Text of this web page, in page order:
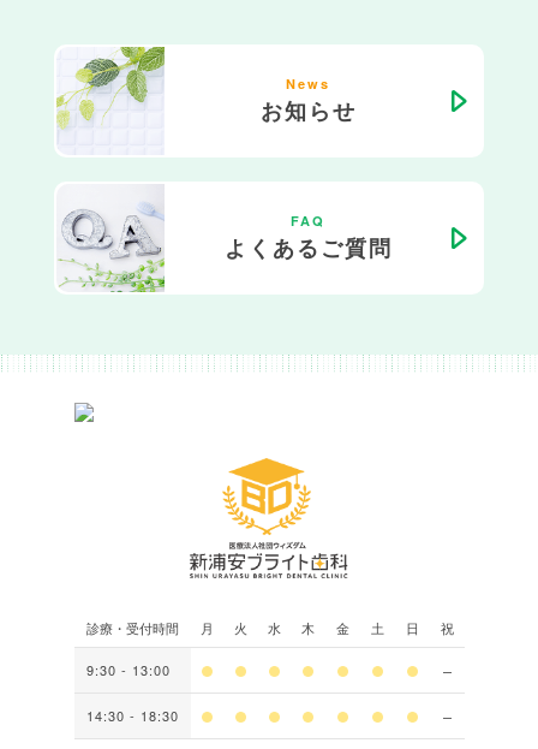
News
お知らせ
FAQ
よくあるご質問
診療・受付時間 月 火 水 木 金 土 日 祝
9:30 - 13:00
14:30 - 18:30